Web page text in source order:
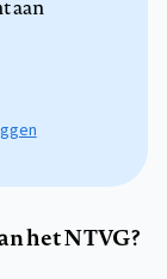
aan
het NTVG?